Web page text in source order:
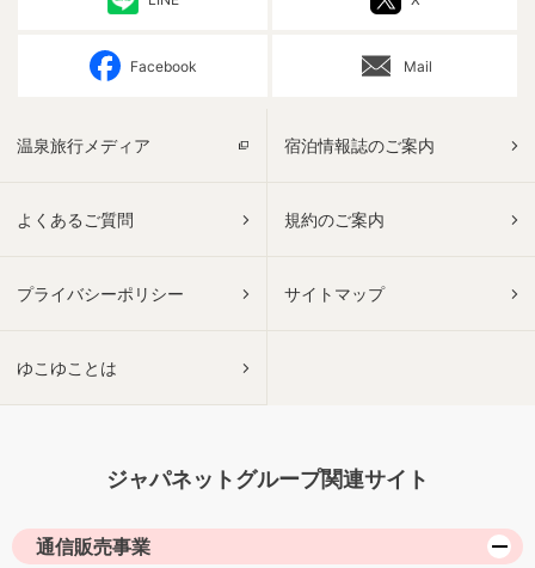
Facebook Mail
温泉旅行メディア 宿泊情報誌のご案内
よくあるご質問 規約のご案内
プライバシーポリシー サイトマップ
ゆこゆことは
ジャパネットグループ関連サイト
通信販売事業